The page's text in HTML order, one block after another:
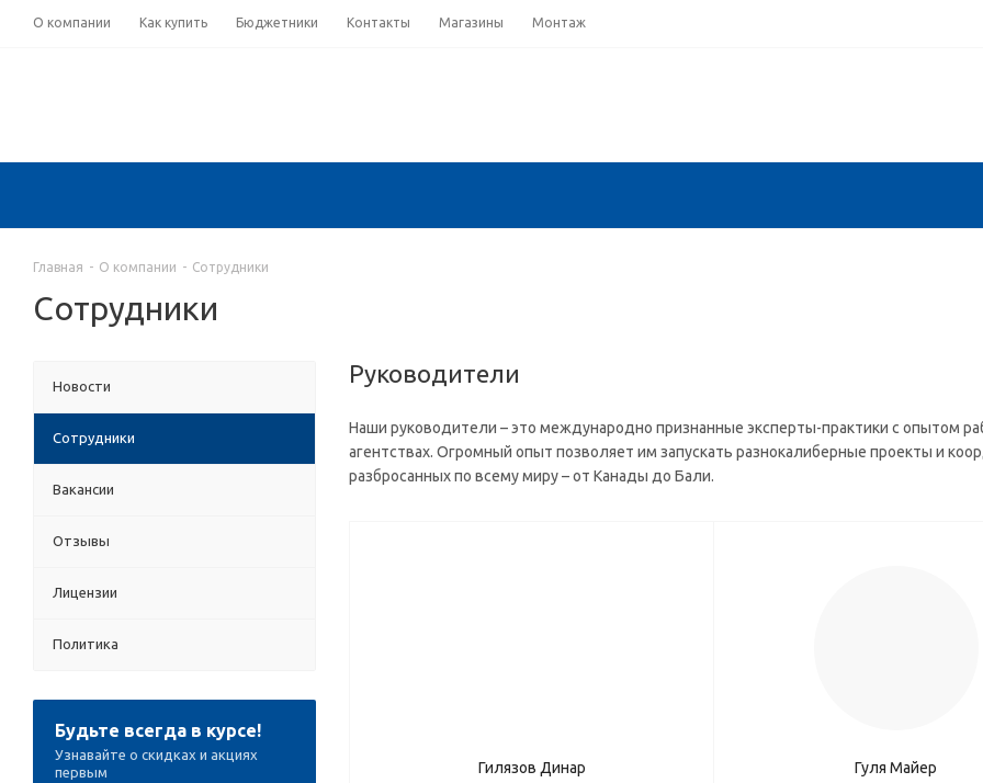
О компании Как купить Бюджетники Контакты Магазины Монтаж
Главная - О компании - Сотрудники
Сотрудники
Руководители
Наши руководители – это международно признанные эксперты-практики с опытом
агентствах. Огромный опыт позволяет им запускать разнокалиберные проекты и
разбросанных по всему миру – от Канады до Бали.
Гилязов Динар Гуля Майер
Новости
Сотрудники
Вакансии
Отзывы
Лицензии
Политика
Будьте всегда в курсе!
Узнавайте о скидках и акциях
первым